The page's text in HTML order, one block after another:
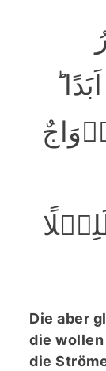
Die aber
die
die